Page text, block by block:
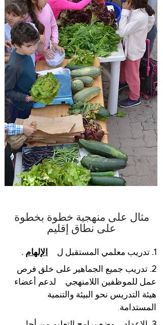
مثال على منهجية خطوة بخطوة
على نطاق إقليم
1. تدريب معلمي المستقبل ل الإلهام .
2. تدريب جميع الجماهير على خلق فرص
عمل للموظفين اللامنهجي
لدعم أعضاء
هيئة التدريس نحو البيئة والتنمية
المستدامة.